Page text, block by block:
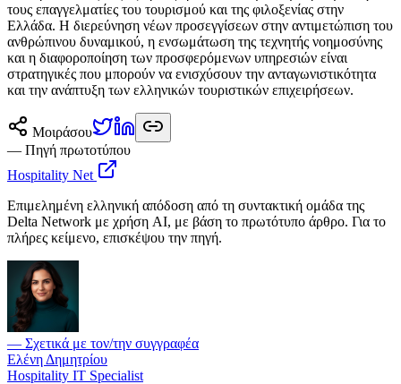
τους επαγγελματίες του τουρισμού και της φιλοξενίας στην
Ελλάδα. Η διερεύνηση νέων προσεγγίσεων στην αντιμετώπιση του
ανθρώπινου δυναμικού, η ενσωμάτωση της τεχνητής νοημοσύνης
και η διαφοροποίηση των προσφερόμενων υπηρεσιών είναι
στρατηγικές που μπορούν να ενισχύσουν την ανταγωνιστικότητα
και την ανάπτυξη των ελληνικών τουριστικών επιχειρήσεων.
Μοιράσου
— Πηγή πρωτοτύπου
Hospitality Net
Επιμελημένη ελληνική απόδοση από τη συντακτική ομάδα της
Delta Network με χρήση AI, με βάση το πρωτότυπο άρθρο. Για το
πλήρες κείμενο, επισκέψου την πηγή.
— Σχετικά με τον/την συγγραφέα
Ελένη Δημητρίου
Hospitality IT Specialist